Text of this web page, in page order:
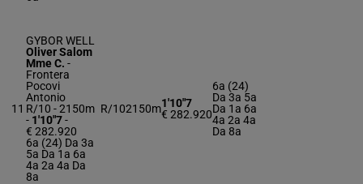
11
GYBOR WELL
Oliver Salom
Mme C. -
Frontera
Pocovi
Antonio
R/10 - 2150m
- 1'10"7-
€ 282.920
6a (24) Da 3a
5a Da 1a 6a
4a 2a 4a Da
8a
R/102150m1'10"7
€ 282.920
6a (24)
Da 3a 5a
Da 1a 6a
4a 2a 4a
Da 8a